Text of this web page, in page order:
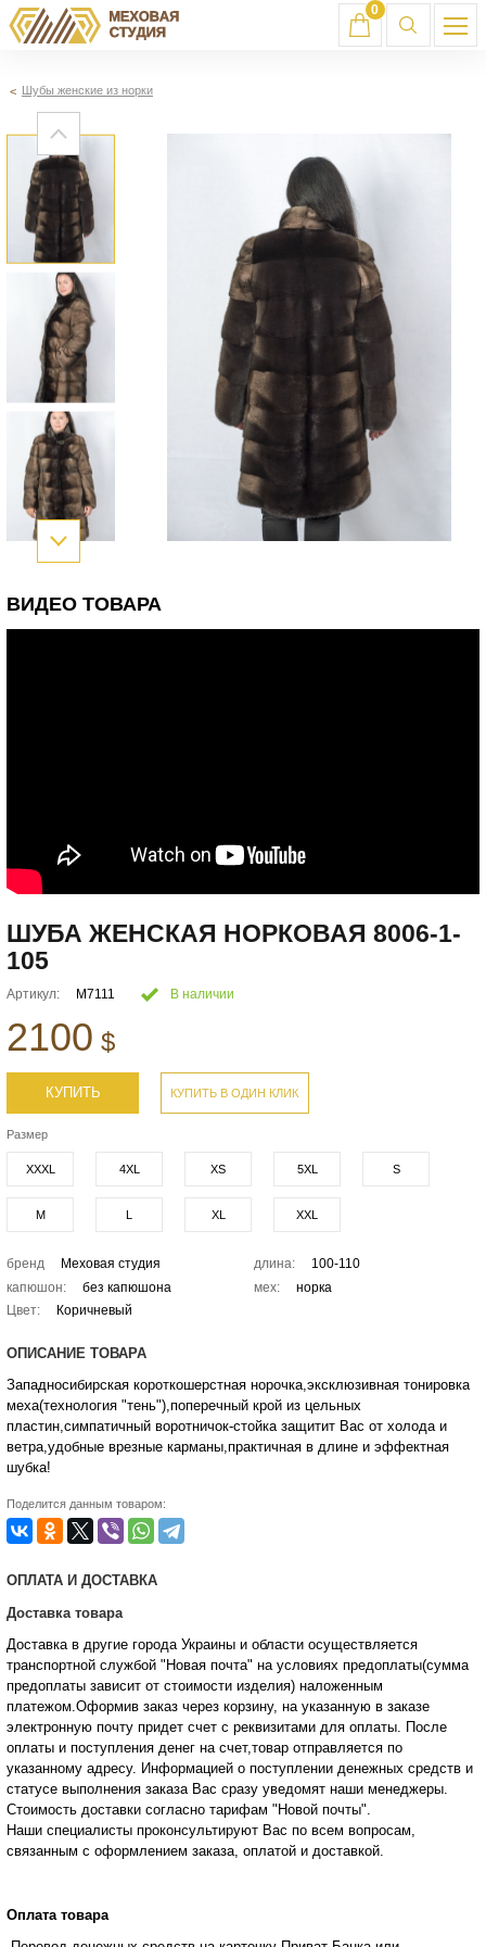
0
Шубы женские из норки
ВИДЕО ТОВАРА
ШУБА ЖЕНСКАЯ НОРКОВАЯ 8006-1-
105
Артикул: М7111 В наличии
2100 $
КУПИТЬ КУПИТЬ В ОДИН КЛИК
Размер
XXXL 4XL XS 5XL S
M L XL XXL
бренд Меховая студия длина:
100-110
капюшон:
без капюшона мех:
норка
Цвет:
Коричневый
ОПИСАНИЕ ТОВАРА
Западносибирская короткошерстная норочка,эксклюзивная тонировка
меха(технология "тень"),поперечный крой из цельных
пластин,симпатичный воротничок-стойка защитит Вас от холода и
ветра,удобные врезные карманы,практичная в длине и эффектная
шубка!
Поделится данным товаром:
ОПЛАТА И ДОСТАВКА
Доставка товара
Доставка в другие города Украины и области осуществляется
транспортной службой "Новая почта" на условиях предоплаты(сумма
предоплаты зависит от стоимости изделия) наложенным
платежом.Оформив заказ через корзину, на указанную в заказе
электронную почту придет счет с реквизитами для оплаты. После
оплаты и поступления денег на счет,товар отправляется по
указанному адресу. Информацией о поступлении денежных средств и
статусе выполнения заказа Вас сразу уведомят наши менеджеры.
Стоимость доставки согласно тарифам "Новой почты".
Наши специалисты проконсультируют Вас по всем вопросам,
связанным с оформлением заказа, оплатой и доставкой.
Оплата товара